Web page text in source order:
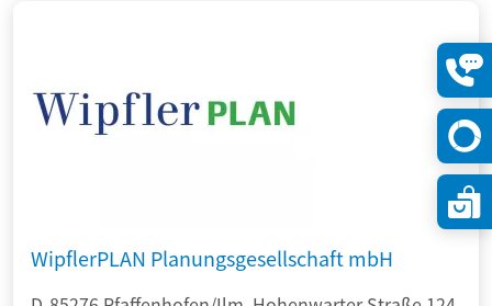
WipflerPLAN Planungsgesellschaft mbH